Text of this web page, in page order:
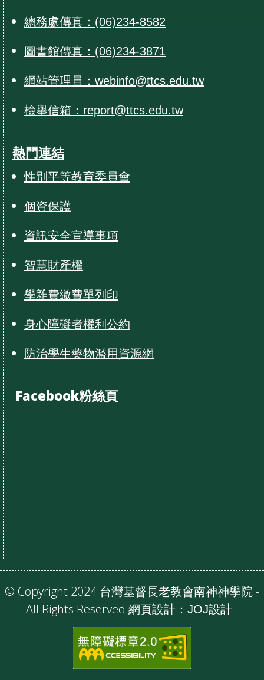
總務處傳真：(06)234-8582
圖書館傳真：(06)234-3871
網站管理員：webinfo@ttcs.edu.tw
檢舉信箱：report@ttcs.edu.tw
熱門連結
性別平等教育委員會
個資保護
資訊安全宣導事項
智慧財產權
學雜費繳費單列印
身心障礙者權利公約
防治學生藥物濫用資源網
Facebook粉絲頁
© Copyright 2024 台灣基督長老教會南神神學院 -
All Rights Reserved 網頁設計： JOJ設計